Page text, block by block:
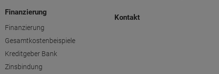
Finanzierung
Finanzierung
Gesamtkostenbeispiele
Kreditgeber Bank
Zinsbindung
Kontakt